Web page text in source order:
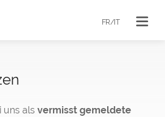
FR/IT
uns als vermisst gemeldete